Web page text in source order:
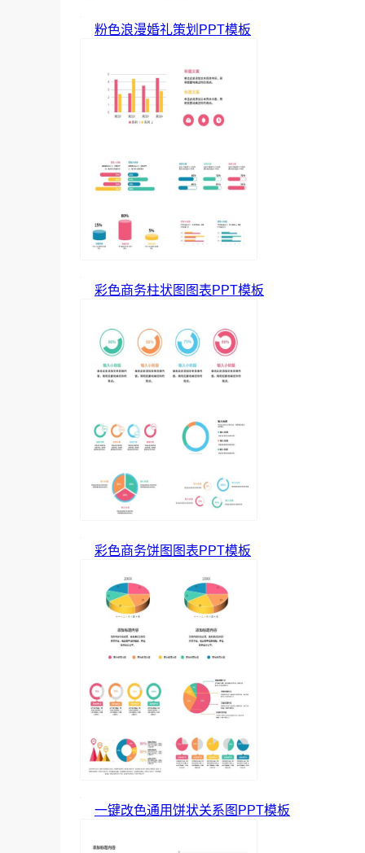
粉色浪漫婚礼策划PPT模板
彩色商务柱状图图表PPT模板
彩色商务饼图图表PPT模板
一键改色通用饼状关系图PPT模板